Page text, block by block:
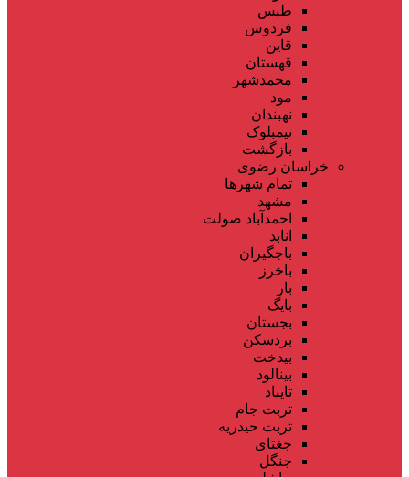
طبس
فردوس
قاین
قهستان
محمدشهر
مود
نهبندان
نیمبلوک
بازگشت
خراسان رضوی
تمام شهر‌ها
مشهد
احمدآباد صولت
انابد
باجگیران
باخرز
بار
بایگ
بجستان
بردسکن
بیدخت
بینالود
تایباد
تربت جام
تربت حیدریه
جغتای
جنگل